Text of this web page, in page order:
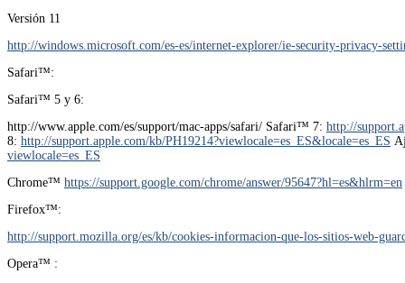
Versión 11
http://windows.microsoft.com/es-es/internet-explorer/ie-security-privacy-
Safari™:
Safari™ 5 y 6:
http://www.apple.com/es/support/mac-apps/safari/ Safari™ 7: http://
8: http://support.apple.com/kb/PH19214?viewlocale=es_ES&locale=es_ES
viewlocale=es_ES
Chrome™ https://support.google.com/chrome/answer/95647?hl=es&hlrm=en
Firefox™:
http://support.mozilla.org/es/kb/cookies-informacion-que-los-sitios-web-
Opera™ :